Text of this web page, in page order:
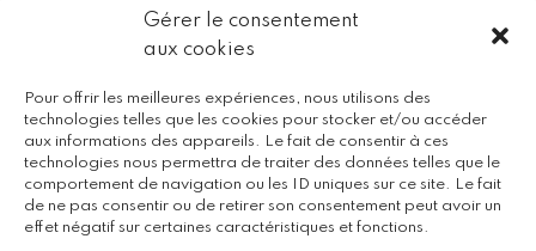
Gérer le consentement
aux cookies
Pour offrir les meilleures expériences, nous utilisons des
technologies telles que les cookies pour stocker et/ou accéder
aux informations des appareils. Le fait de consentir à ces
technologies nous permettra de traiter des données telles que le
comportement de navigation ou les ID uniques sur ce site. Le fait
de ne pas consentir ou de retirer son consentement peut avoir un
effet négatif sur certaines caractéristiques et fonctions.